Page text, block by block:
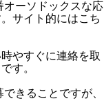
オーソドックスな応
サイト的にはこち
やすぐに連絡を取
す。
きることですが、